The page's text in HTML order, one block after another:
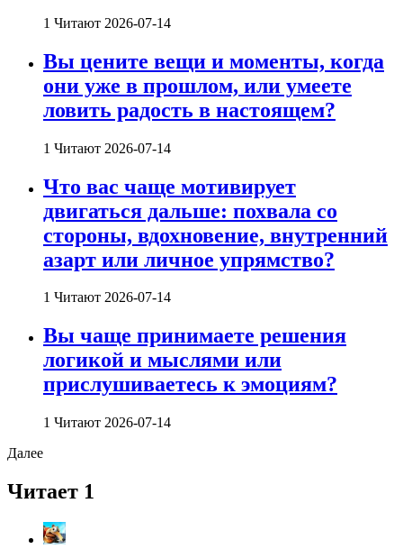
1 Читают 2026-07-14
Вы цените вещи и моменты, когда
они уже в прошлом, или умеете
ловить радость в настоящем?
1 Читают 2026-07-14
Что вас чаще мотивирует
двигаться дальше: похвала со
стороны, вдохновение, внутренний
азарт или личное упрямство?
1 Читают 2026-07-14
Вы чаще принимаете решения
логикой и мыслями или
прислушиваетесь к эмоциям?
1 Читают 2026-07-14
Далее
Читает 1